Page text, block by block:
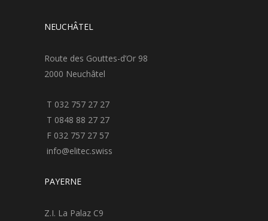
NEUCHÂTEL
Route des Gouttes-d’Or 98
2000 Neuchâtel
T 032 757 27 27
T 0848 88 27 27
F 032 757 27 57
info@elitec.swiss
PAYERNE
Z.I. La Palaz C9